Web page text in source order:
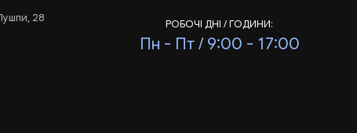
28
РОБОЧІ ДНІ / ГОДИНИ:
Пн - Пт / 9:00 - 17:00